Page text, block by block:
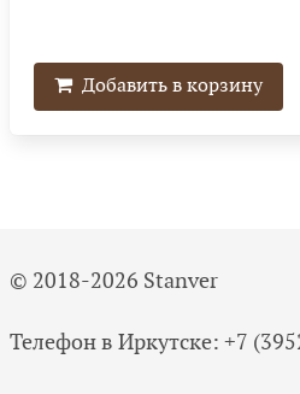
Добавить в корзину
© 2018-2026 Stanver
Телефон в Иркутске: +7